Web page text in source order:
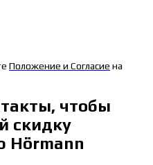
Положение и Согласие на
чтобы
скидку
Hörmann